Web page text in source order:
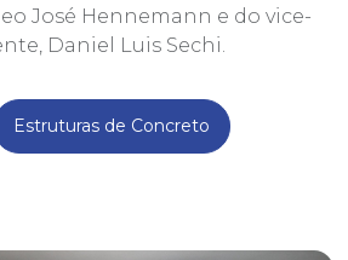
José Hennemann e do vice-
Daniel Luis Sechi.
Estruturas de Concreto